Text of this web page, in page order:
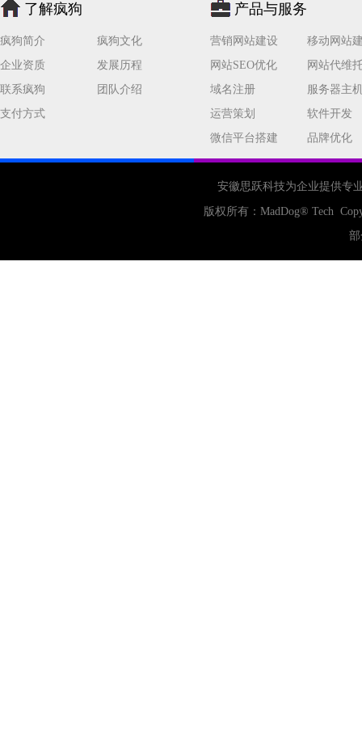
网站流量
百度优化 网站收录
网站seo 专业
网站备案 电商 技术 原因
了解疯狗
疯狗简介
疯狗文化
企业资质
发展历程
联系疯狗
团队介绍
支付方式
产品与服务
营销网站建设
移动网站
网站SEO优化
网站代维
域名注册
服务器主
运营策划
软件开发
微信平台搭建
品牌优化
安徽思跃科技为企业提供专
版权所有： MadDog® Tech